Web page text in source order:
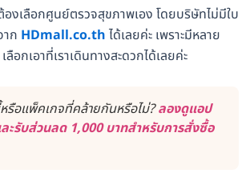
งเลือกศูนย์ตรวจสุขภาพเอง โดยบริษัทไม่มีใบ
าก HDmall.co.th ได้เลยค่ะ เพราะมีหลาย
อกเอาที่เราเดินทางสะดวกได้เลยค่ะ
รือแพ็คเกจที่คล้ายกันหรือไม่?ลองดูแอป
รับส่วนลด 1,000 บาทสำหรับการสั่งซื้อ